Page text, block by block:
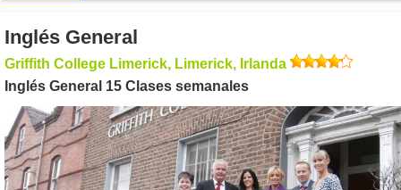
EXPLORAR
Identifícate
Ayuda
Inglés General
Griffith College Limerick, Limerick, Irlanda
Inglés General 15 Clases semanales